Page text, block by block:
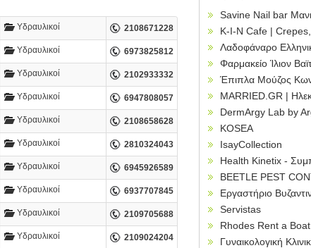
Υδραυλικοί 2108671228
Υδραυλικοί 6973825812
Υδραυλικοί 2102933332
Υδραυλικοί 6947808057
Υδραυλικοί 2108658628
Υδραυλικοί 2810324043
Υδραυλικοί 6945926589
Υδραυλικοί 6937707845
Υδραυλικοί 2109705688
Υδραυλικοί 2109024204
Savine Nail bar
Κ-Ι-Ν Cafe | Crepes,
Λαδοφάναρο
Φαρμακείο Ίλιον
Έπιπλα Μούζος
MARRIED.GR |
DermArgy Lab by
KOSEA
IsayCollection
Health Kinetix -
BEETLE PEST
Εργαστήριο
Servistas
Rhodes Rent a Boat
Γυναικολογική